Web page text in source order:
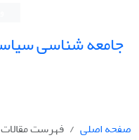
جامعه شناسی
صفحه اصلی
فهرست مقالات